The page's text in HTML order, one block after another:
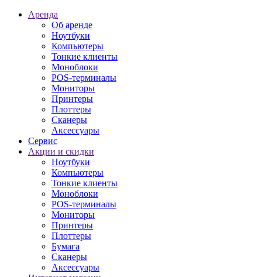
Аренда
Об аренде
Ноутбуки
Компьютеры
Тонкие клиенты
Моноблоки
POS-терминалы
Мониторы
Принтеры
Плоттеры
Сканеры
Аксессуары
Сервис
Акции и скидки
Ноутбуки
Компьютеры
Тонкие клиенты
Моноблоки
POS-терминалы
Мониторы
Принтеры
Плоттеры
Бумага
Сканеры
Аксессуары